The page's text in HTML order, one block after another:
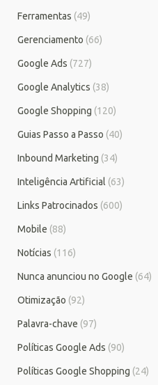
Ferramentas (49)
Gerenciamento (66)
Google Ads (727)
Google Analytics (38)
Google Shopping (120)
Guias Passo a Passo (40)
Inbound Marketing (34)
Inteligência Artificial (63)
Links Patrocinados (600)
Mobile (88)
Notícias (116)
Nunca anunciou no Google (64)
Otimização (92)
Palavra-chave (97)
Políticas Google Ads (90)
Políticas Google Shopping (24)